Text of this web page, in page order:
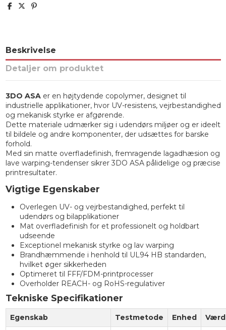
Beskrivelse
Detaljer om produktet
3DO ASAer en højtydende copolymer, designet til
industrielle applikationer, hvor UV-resistens, vejrbestandighed
og mekanisk styrke er afgørende.
Dette materiale udmærker sig i udendørs miljøer og er ideelt
til bildele og andre komponenter, der udsættes for barske
forhold.
Med sin matte overfladefinish, fremragende lagadhæsion og
lave warping-tendenser sikrer 3DO ASA pålidelige og præcise
printresultater.
Vigtige Egenskaber
Overlegen UV- og vejrbestandighed, perfekt til
udendørs og bilapplikationer
Mat overfladefinish for et professionelt og holdbart
udseende
Exceptionel mekanisk styrke og lav warping
Brandhæmmende i henhold til UL94 HB standarden,
hvilket øger sikkerheden
Optimeret til FFF/FDM-printprocesser
Overholder REACH- og RoHS-regulativer
Tekniske Specifikationer
Egenskab Testmetode Enhed